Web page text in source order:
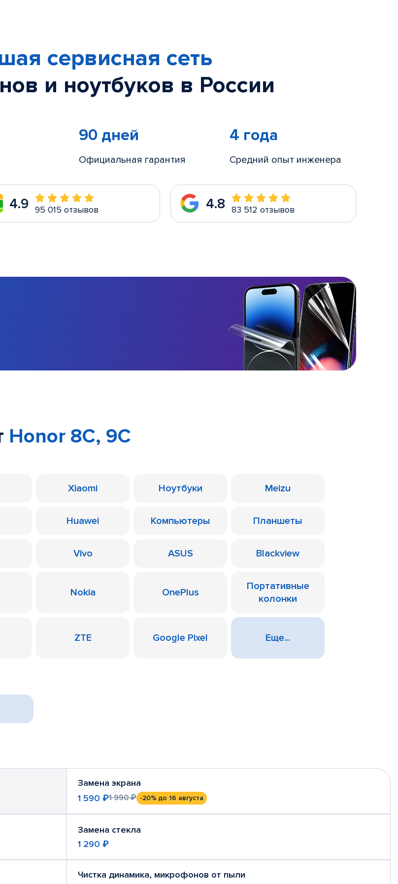
сервисная сеть
и ноутбуков в России
90 дней
Официальная гарантия
4 года
Средний опыт инженера
4.9 95 015 отзывов 4.8 83 512 отзывов
Honor 8C, 9C
Xiaomi Ноутбуки Meizu
Huawei Компьютеры Планшеты
Vivo ASUS Blackview
Nokia OnePlus
Портативные
колонки
ZTE Google Pixel Еще...
Замена экрана
1 590 ₽1 990 ₽ -20% до 16 августа
Замена стекла
1 290 ₽
Чистка динамика, микрофонов от пыли